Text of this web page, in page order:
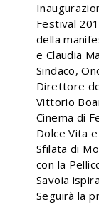
Festival
della
e Claudia
Sindaco,
Direttore
Vittorio
Cinema di
Dolce Vita
Sfilata di
con la
Savoia
Seguirà la